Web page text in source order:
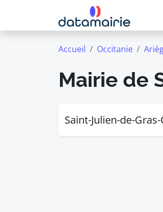
Accueil Occitanie
Mairie de
Saint-Julien-de-